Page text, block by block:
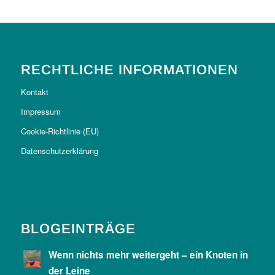
RECHTLICHE INFORMATIONEN
Kontakt
Impressum
Cookie-Richtlinie (EU)
Datenschutzerklärung
BLOGEINTRÄGE
Wenn nichts mehr weitergeht – ein Knoten in
der Leine